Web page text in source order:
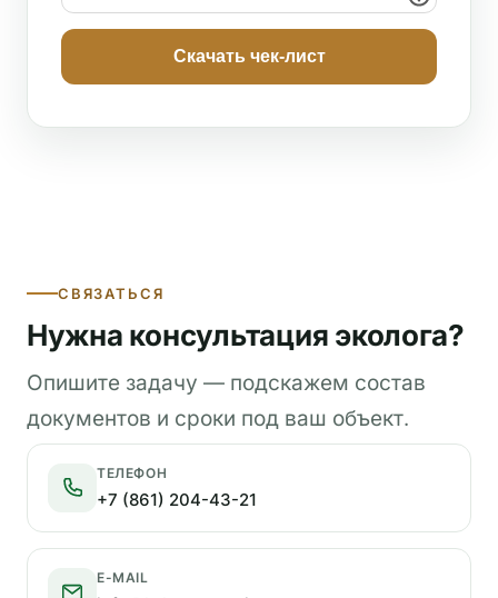
Скачать чек-лист
СВЯЗАТЬСЯ
Нужна консультация эколога?
Опишите задачу — подскажем состав
документов и сроки под ваш объект.
ТЕЛЕФОН
+7 (861) 204-43-21
E-MAIL